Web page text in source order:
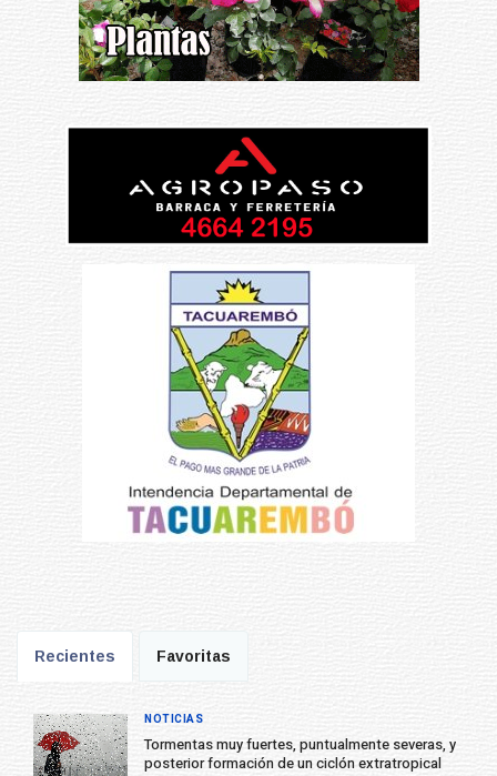
Recientes Favoritas
Tormentas muy fuertes, puntualmente severas, y
posterior formación de un ciclón extratropical
NOTICIAS